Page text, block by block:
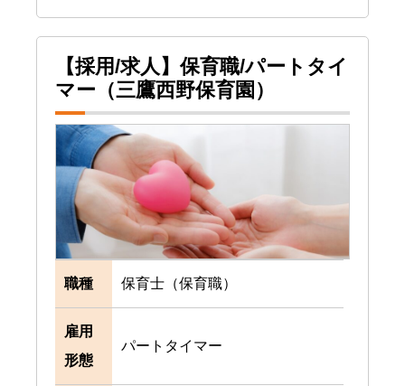
【採用/求人】保育職/パートタイ
マー（三鷹西野保育園）
職種 保育士（保育職）
雇用
形態
パートタイマー